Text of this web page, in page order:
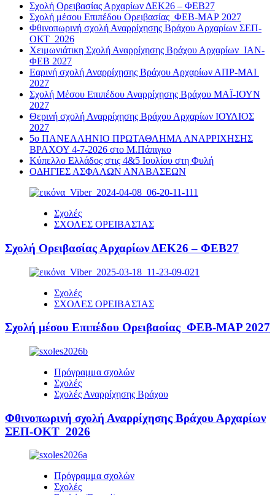
Σχολή Ορειβασίας Αρχαρίων ΔΕΚ26 – ΦΕΒ27
Σχολή μέσου Επιπέδου Ορειβασίας ΦΕΒ-ΜΑΡ 2027
Φθινοπωρινή σχολή Αναρρίχησης Βράχου Αρχαρίων ΣΕΠ-
ΟΚΤ 2026
Χειμωνιάτικη Σχολή Αναρρίχησης Βράχου Αρχαρίων ΙΑΝ-
ΦΕΒ 2027
Εαρινή σχολή Αναρρίχησης Βράχου Αρχαρίων ΑΠΡ-ΜΑΙ
2027
Σχολή Μέσου Επιπέδου Αναρρίχησης Βράχου ΜΑΪ-ΙΟΥΝ
2027
Θερινή σχολή Αναρρίχησης Βράχου Αρχαρίων ΙΟΥΛΙΟΣ
2027
5ο ΠΑΝΕΛΛΗΝΙΟ ΠΡΩΤΑΘΛΗΜΑ ΑΝΑΡΡΙΧΗΣΗΣ
ΒΡΑΧΟΥ 4-7-2026 στο Μ.Πάπιγκο
Κύπελλο Ελλάδος στις 4&5 Ιουλίου στη Φυλή
ΟΔΗΓΙΕΣ ΑΣΦΑΛΩΝ ΑΝΑΒΑΣΕΩΝ
Σχολές
ΣΧΟΛΕΣ ΟΡΕΙΒΑΣΊΑΣ
Σχολή Ορειβασίας Αρχαρίων ΔΕΚ26 – ΦΕΒ27
Σχολές
ΣΧΟΛΕΣ ΟΡΕΙΒΑΣΊΑΣ
Σχολή μέσου Επιπέδου Ορειβασίας ΦΕΒ-ΜΑΡ 2027
Πρόγραμμα σχολών
Σχολές
Σχολές Αναρρίχησης Βράχου
Φθινοπωρινή σχολή Αναρρίχησης Βράχου Αρχαρίων
ΣΕΠ-ΟΚΤ 2026
Πρόγραμμα σχολών
Σχολές